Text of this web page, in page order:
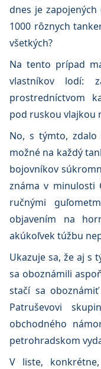
dnes je
1000 rôznych
všetkých?
Na tento prípad
vlastníkov lodí:
prostredníctvom
pod ruskou vlajkou
No, s týmto,
možné na každý
bojovníkov
známa v minulosti
ručnými
objavením na
akúkoľvek túžbu
Ukazuje sa, že aj s
sa oboznámili
stačí sa
Patruševovi
obchodného
petrohradskom
V liste,